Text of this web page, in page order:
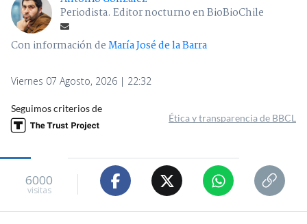
Periodista. Editor nocturno en BioBioChile
Con información deMaría José de la Barra
Viernes 07 Agosto, 2026 | 22:32
Seguimos criterios de
Ética y transparencia de BBCL
6000
visitas